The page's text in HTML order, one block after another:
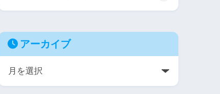
アーカイブ